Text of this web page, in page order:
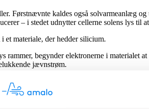
Førstnævnte kaldes også solvarmeanlæg
– i stedet udnytter cellerne solens lys til
et materiale, der hedder silicium.
rammer, begynder elektronerne i materialet
jævnstrøm.
hvorfor det er nødvendigt med en